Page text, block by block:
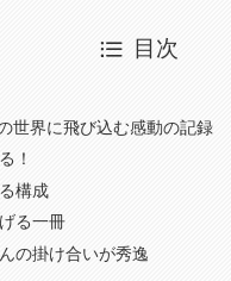
目次
世界に飛び込む感動の記録
！
構成
る一冊
の掛け合いが秀逸